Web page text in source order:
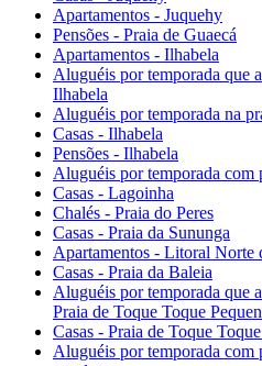
Apartamentos - Juquehy
Pensões - Praia de Guaecá
Apartamentos - Ilhabela
Aluguéis por temporada que
Ilhabela
Aluguéis por temporada na
Casas - Ilhabela
Pensões - Ilhabela
Aluguéis por temporada com
Casas - Lagoinha
Chalés - Praia do Peres
Casas - Praia da Sununga
Apartamentos - Litoral Norte
Casas - Praia da Baleia
Aluguéis por temporada que
Praia de Toque Toque
Casas - Praia de Toque
Aluguéis por temporada com